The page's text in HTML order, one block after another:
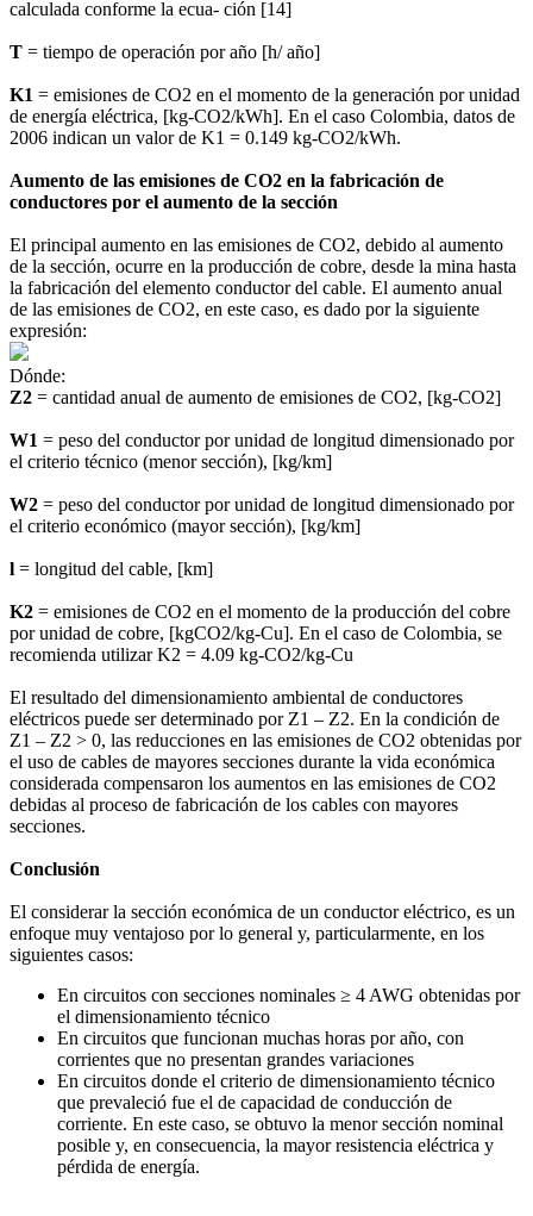
calculada conforme la ecua- ción [14]
T = tiempo de operación por año [h/ año]
K1 = emisiones de CO2 en el momento de la generación por unidad
de energía eléctrica, [kg-CO2/kWh]. En el caso Colombia, datos de
2006 indican un valor de K1 = 0.149 kg-CO2/kWh.
Aumento de las emisiones de CO2 en la fabricación de
conductores por el aumento de la sección
El principal aumento en las emisiones de CO2, debido al aumento
de la sección, ocurre en la producción de cobre, desde la mina hasta
la fabricación del elemento conductor del cable. El aumento anual
de las emisiones de CO2, en este caso, es dado por la siguiente
expresión:
Dónde:
Z2 = cantidad anual de aumento de emisiones de CO2, [kg-CO2]
W1 = peso del conductor por unidad de longitud dimensionado por
el criterio técnico (menor sección), [kg/km]
W2 = peso del conductor por unidad de longitud dimensionado por
el criterio económico (mayor sección), [kg/km]
l = longitud del cable, [km]
K2 = emisiones de CO2 en el momento de la producción del cobre
por unidad de cobre, [kgCO2/kg-Cu]. En el caso de Colombia, se
recomienda utilizar K2 = 4.09 kg-CO2/kg-Cu
El resultado del dimensionamiento ambiental de conductores
eléctricos puede ser determinado por Z1 – Z2. En la condición de
Z1 – Z2 > 0, las reducciones en las emisiones de CO2 obtenidas por
el uso de cables de mayores secciones durante la vida económica
considerada compensaron los aumentos en las emisiones de CO2
debidas al proceso de fabricación de los cables con mayores
secciones.
Conclusión
El considerar la sección económica de un conductor eléctrico, es un
enfoque muy ventajoso por lo general y, particularmente, en los
siguientes casos:
En circuitos con secciones nominales ≥ 4 AWG obtenidas por
el dimensionamiento técnico
En circuitos que funcionan muchas horas por año, con
corrientes que no presentan grandes variaciones
En circuitos donde el criterio de dimensionamiento técnico
que prevaleció fue el de capacidad de conducción de
corriente. En este caso, se obtuvo la menor sección nominal
posible y, en consecuencia, la mayor resistencia eléctrica y
pérdida de energía.